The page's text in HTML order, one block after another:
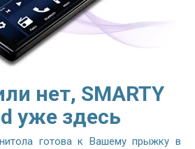
нет, SMARTY
уже здесь
готова к Вашему прыжку в